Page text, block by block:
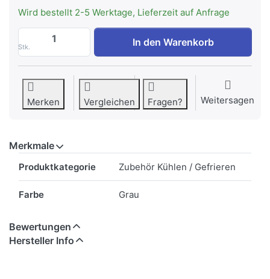
Wird bestellt 2-5 Werktage, Lieferzeit auf Anfrage
Stk.
FORS 018009 Zwischenrost,
In den Warenkorb
Merken Vergleichen Fragen? Weitersagen
Merkmale
Produktkategorie Zubehör Kühlen / Gefrieren
Farbe Grau
Bewertungen
Hersteller Info